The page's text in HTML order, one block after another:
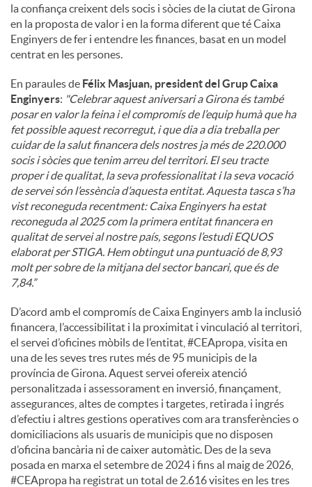
la confiança creixent dels socis i sòcies de la ciutat de Girona
en la proposta de valor i en la forma diferent que té Caixa
Enginyers de fer i entendre les finances, basat en un model
centrat en les persones.
En paraules de Félix Masjuan, president del Grup Caixa
Enginyers: "Celebrar aquest aniversari a Girona és també
posar en valor la feina i el compromís de l’equip humà que ha
fet possible aquest recorregut, i que dia a dia treballa per
cuidar de la salut financera dels nostres ja més de 220.000
socis i sòcies que tenim arreu del territori. El seu tracte
proper i de qualitat, la seva professionalitat i la seva vocació
de servei són l’essència d’aquesta entitat. Aquesta tasca s’ha
vist reconeguda recentment: Caixa Enginyers ha estat
reconeguda al 2025 com la primera entitat financera en
qualitat de servei al nostre país, segons l’estudi EQUOS
elaborat per STIGA. Hem obtingut una puntuació de 8,93
molt per sobre de la mitjana del sector bancari, que és de
7,84.”
D’acord amb el compromís de Caixa Enginyers amb la inclusió
financera, l’accessibilitat i la proximitat i vinculació al territori,
el servei d’oficines mòbils de l’entitat, #CEApropa, visita en
una de les seves tres rutes més de 95 municipis de la
província de Girona. Aquest servei ofereix atenció
personalitzada i assessorament en inversió, finançament,
assegurances, altes de comptes i targetes, retirada i ingrés
d’efectiu i altres gestions operatives com ara transferències o
domiciliacions als usuaris de municipis que no disposen
d’oficina bancària ni de caixer automàtic. Des de la seva
posada en marxa el setembre de 2024 i fins al maig de 2026,
#CEApropa ha registrat un total de 2.616 visites en les tres